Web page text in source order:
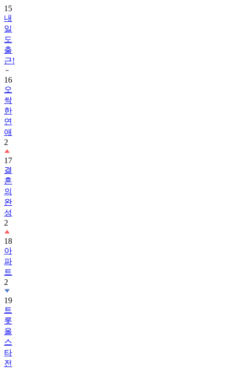
15
내
일
도
출
근!
16
오
싹
한
연
애
2
17
결
혼
의
완
성
2
18
아
파
트
2
19
트
롯
올
스
타
전